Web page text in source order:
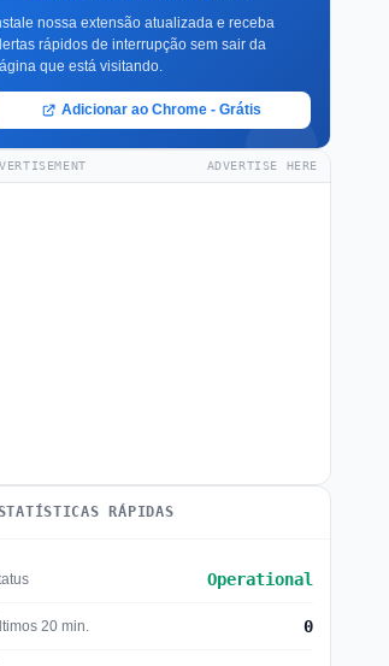
nossa extensão atualizada e receba
rápidos de interrupção sem sair da
que está visitando.
Adicionar ao Chrome - Grátis
ADVERTISE HERE
RÁPIDAS
Operational
20 min. 0